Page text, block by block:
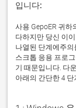
입니다:
사용 GepoER 귀
다하지만 당신 이
나열된 단계에주의
스크톱 응용 프로
기 때문입니다. 다
아래의 간단한 4